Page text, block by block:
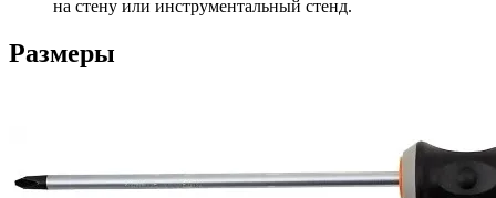
на стену или инструментальный стенд.
Размеры